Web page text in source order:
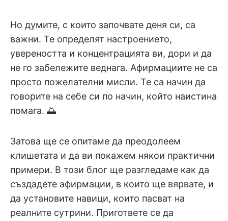
Но думите, с които започвате деня си, са
важни. Те определят настроението,
увереността и концентрацията ви, дори и да
не го забележите веднага. Афирмациите не са
просто пожелателни мисли. Те са начин да
говорите на себе си по начин, който наистина
помага. 🌅
Затова ще се опитаме да преодолеем
клишетата и да ви покажем някои практични
примери. В този блог ще разгледаме как да
създадете афирмации, в които ще вярвате, и
да установите навици, които пасват на
реалните сутрини. Пригответе се да